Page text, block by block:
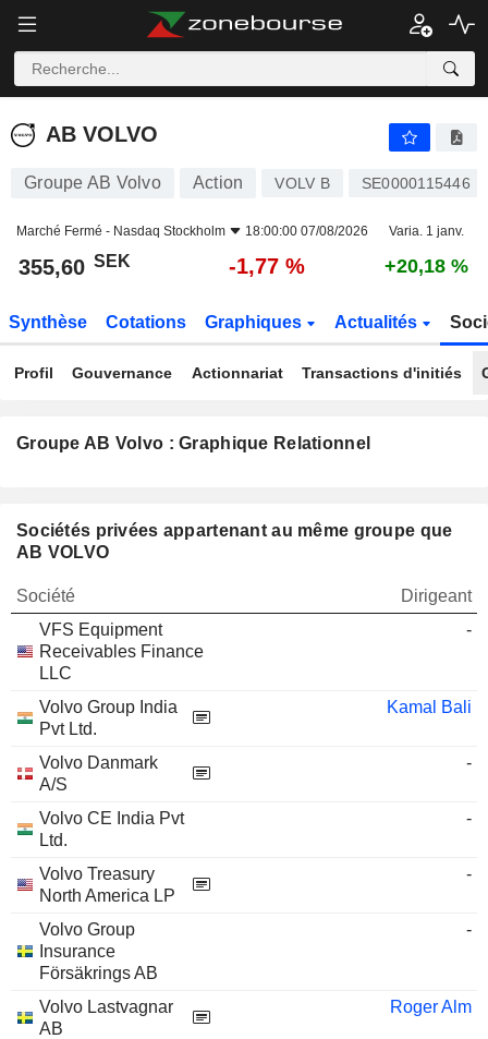
AB VOLVO
AB VOLVO
Groupe AB Volvo Action VOLV B SE0000115446
Marché Fermé - Nasdaq Stockholm 18:00:00 07/08/2026 Varia. 1 janv.
355,60 SEK -1,77 % +20,18 %
Synthèse Cotations Graphiques Actualités
Profil Gouvernance Actionnariat Transactions d'initiés
Groupe AB Volvo : Graphique Relationnel
Sociétés privées appartenant au même groupe que
AB VOLVO
Société
Dirigeant
VFS Equipment
Receivables Finance
LLC
-
Volvo Group India
Pvt Ltd.
Kamal Bali
Volvo Danmark
A/S
-
Volvo CE India Pvt
Ltd.
-
Volvo Treasury
North America LP
-
Volvo Group
Insurance
Försäkrings AB
-
Volvo Lastvagnar
AB
Roger Alm